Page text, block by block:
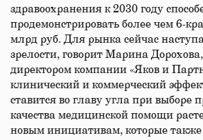
здравоохранения к 2030 году
продемонстрировать более чем 6-
млрд руб. Для рынка сейчас
зрелости, говорит Марина
директором компании «Яков и
клинический и коммерческий
ставится во главу угла при выборе
качества медицинской помощи
новым инициативам, которые также